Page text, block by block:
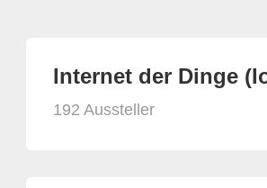
Internet der Dinge
192 Aussteller